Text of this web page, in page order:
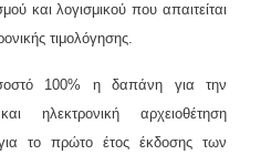
και λογισμικού που απαιτείται
τιμολόγησης.
100% η δαπάνη για την
ηλεκτρονική αρχειοθέτηση
για το πρώτο έτος έκδοσης των